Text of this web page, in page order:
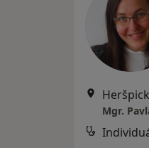
Mgr.